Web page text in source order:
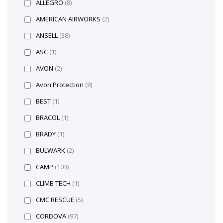
ALLEGRO (8)
AMERICAN AIRWORKS (2)
ANSELL (38)
ASC (1)
AVON (2)
Avon Protection (8)
BEST (1)
BRACOL (1)
BRADY (1)
BULWARK (2)
CAMP (103)
CLIMB TECH (1)
CMC RESCUE (5)
CORDOVA (97)